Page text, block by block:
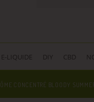
E-LIQUIDE DIY CBD
CONCENTRÉ BLOODY